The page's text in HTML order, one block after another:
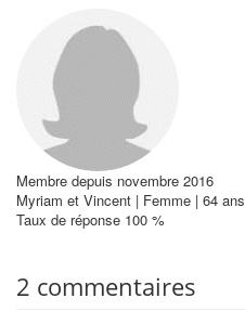
Membre depuis novembre 2016
Myriam et Vincent | Femme | 64 ans
Taux de réponse 100 %
2 commentaires